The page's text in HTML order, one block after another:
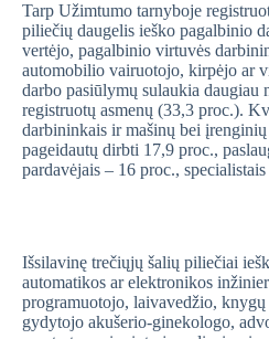
Tarp Užimtumo tarnyboje
piliečių daugelis ieško pagalbinio
vertėjo, pagalbinio virtuvės
automobilio vairuotojo, kirpėjo ar
darbo pasiūlymų sulaukia daugiau
registruotų asmenų (33,3 proc.).
darbininkais ir mašinų bei
pageidautų dirbti 17,9 proc.,
pardavėjais – 16 proc.,
Išsilavinę trečiųjų šalių piliečiai
automatikos ar elektronikos
programuotojo, laivavedžio, knygų
gydytojo akušerio-ginekologo,